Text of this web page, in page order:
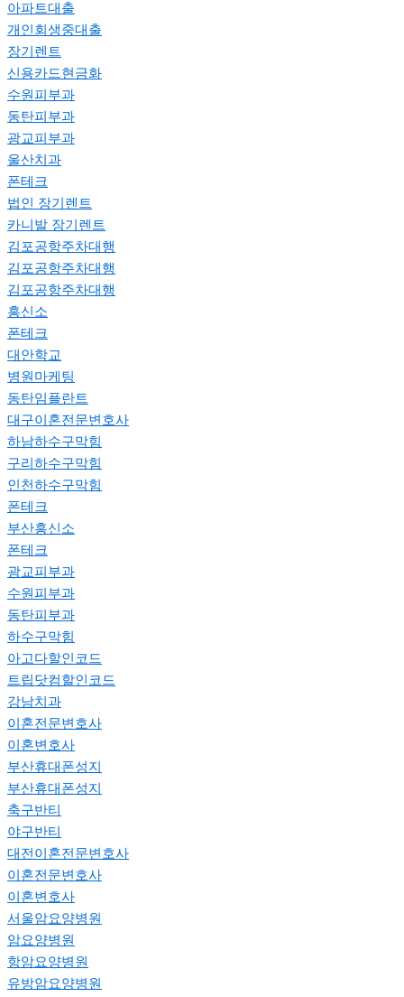
아파트대출
개인회생중대출
장기렌트
신용카드현금화
수원피부과
동탄피부과
광교피부과
울산치과
폰테크
법인 장기렌트
카니발 장기렌트
김포공항주차대행
김포공항주차대행
김포공항주차대행
흥신소
폰테크
대안학교
병원마케팅
동탄임플란트
대구이혼전문변호사
하남하수구막힘
구리하수구막힘
인천하수구막힘
폰테크
부산흥신소
폰테크
광교피부과
수원피부과
동탄피부과
하수구막힘
아고다할인코드
트립닷컴할인코드
강남치과
이혼전문변호사
이혼변호사
부산휴대폰성지
부산휴대폰성지
축구반티
야구반티
대전이혼전문변호사
이혼전문변호사
이혼변호사
서울암요양병원
암요양병원
항암요양병원
유방암요양병원